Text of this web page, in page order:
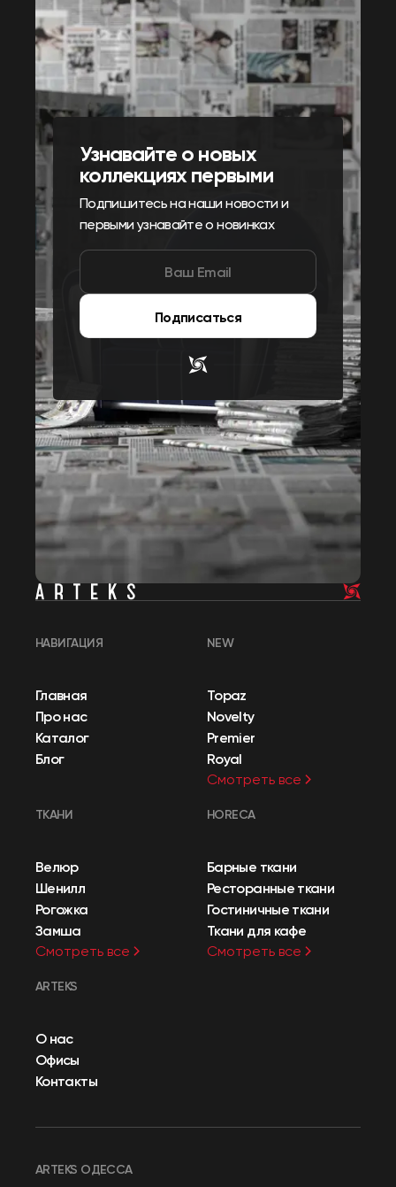
Узнавайте о новых
коллекциях первыми
Подпишитесь на наши новости и
первыми узнавайте о новинках
Подписаться
НАВИГАЦИЯ
Главная
Про нас
Каталог
Блог
NEW
Topaz
Novelty
Premier
Royal
Смотреть все
ТКАНИ
Велюр
Шенилл
Рогожка
Замша
Смотреть все
HORECA
Барные ткани
Ресторанные ткани
Гостиничные ткани
Ткани для кафе
Смотреть все
ARTEKS
О нас
Офисы
Контакты
ARTEKS ОДЕССА